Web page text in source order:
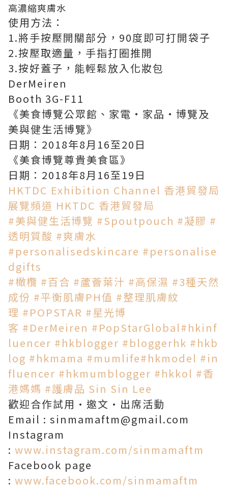
高濃縮爽膚水
使用方法：
1.將手按壓開關部分，90度即可打開袋子
2.按壓取適量，手指打圈推開
3.按好蓋子，能輕鬆放入化妝包
DerMeiren
Booth 3G-F11
《美食博覽公眾館、家電‧家品‧博覽及
美與健生活博覽》
日期：2018年8月16至20日
《美食博覽尊貴美食區》
日期：2018年8月16至19日
HKTDC Exhibition Channel 香港貿發局
展覽頻道 HKTDC 香港貿發局
#美與健生活博覽 #Spoutpouch #凝膠 #
透明質酸 #爽膚水
#personalisedskincare #personalise
dgifts
#橄欖 #百合 #蘆薈葉汁 #高保濕 #3種天然
成份 #平衡肌膚PH值 #整理肌膚紋
理 #POPSTAR #星光博
客 #DerMeiren #PopStarGlobal#hkinf
luencer #hkblogger #bloggerhk #hkb
log #hkmama #mumlife#hkmodel #in
fluencer #hkmumblogger #hkkol #香
港媽媽 #護膚品 Sin Sin Lee
歡迎合作試用·邀文·出席活動
Email : sinmamaftm@gmail.com
Instagram
: www.instagram.com/sinmamaftm
Facebook page
: www.facebook.com/sinmamaftm